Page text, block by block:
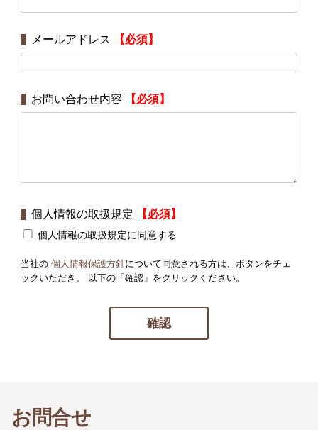
メールアドレス 【必須】
お問い合わせ内容 【必須】
個人情報の取扱規定 【必須】
個人情報の取扱規定に同意する
当社の個人情報保護方針について同意される方は、ボタンをチェ
ックいただき、 以下の「確認」をクリックください。
お問合せ